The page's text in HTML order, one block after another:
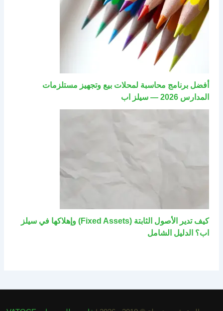
أفضل برنامج محاسبة لمحلات بيع وتجهيز مستلزمات
المدارس 2026 — سيلز اب
كيف تدير الأصول الثابتة (Fixed Assets) وإهلاكها في سيلز
اب؟ الدليل الشامل